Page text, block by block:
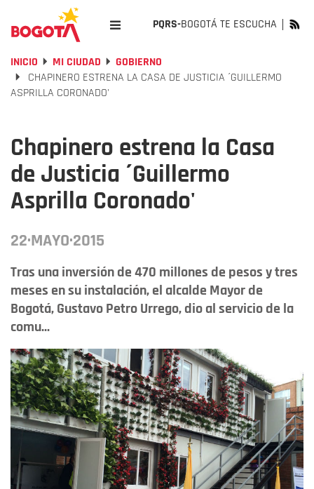
PQRS-BOGOTÁ TE ESCUCHA
INICIO MI CIUDAD
GOBIERNO
CHAPINERO ESTRENA LA CASA DE JUSTICIA ´GUILLERMO
ASPRILLA CORONADO'
Chapinero estrena la Casa
de Justicia ´Guillermo
Asprilla Coronado'
22·MAYO·2015
Tras una inversión de 470 millones de pesos y tres
meses en su instalación, el alcalde Mayor de
Bogotá, Gustavo Petro Urrego, dio al servicio de la
comu...